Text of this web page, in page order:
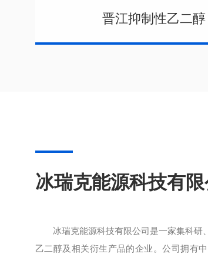
晋江抑制性乙二醇
冰瑞克能源科技有限
冰瑞克能源科技有限公司是一家集科
乙二醇及相关衍生产品的企业。公司拥有